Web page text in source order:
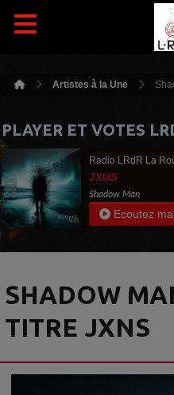
Artistes à la Une
PLAYER ET VOTES
Radio LRdR La
JXNS
Shadow Man
Ecoutez
SHADOW
TITRE JXNS